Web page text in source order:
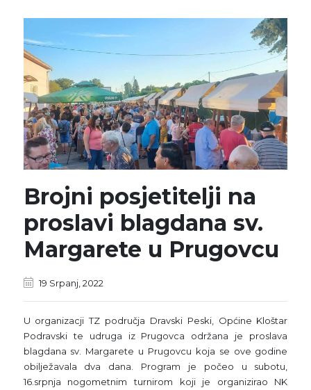
Brojni posjetitelji na
proslavi blagdana sv.
Margarete u Prugovcu
19 Srpanj, 2022
U organizacji TZ područja Dravski Peski, Općine Kloštar
Podravski te udruga iz Prugovca održana je proslava
blagdana sv. Margarete u Prugovcu koja se ove godine
obilježavala dva dana. Program je počeo u subotu,
16.srpnja nogometnim turnirom koji je organizirao NK